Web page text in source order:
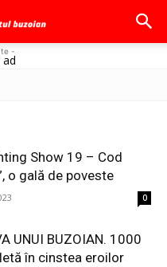
-
ad
Show 19 – Cod
o gală de poveste
0
UNUI BUZOIAN. 1000
în cinstea eroilor